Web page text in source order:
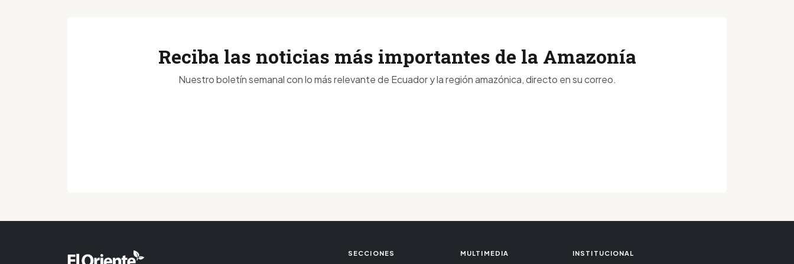
Reciba las noticias más importantes de la Amazonía
Nuestro boletín semanal con lo más relevante de Ecuador y la región amazónica, directo en su correo.
SECCIONES MULTIMEDIA INSTITUCIONAL